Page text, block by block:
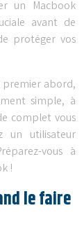
un Macbook
avant de
protéger vos
premier abord,
simple, à
complet vous
un utilisateur
vous à
!
le faire